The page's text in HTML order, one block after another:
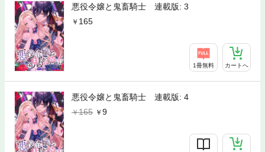
悪役令嬢と鬼畜騎士 連載版: 3
165
1冊無料 カートへ
悪役令嬢と鬼畜騎士 連載版: 4
165
9